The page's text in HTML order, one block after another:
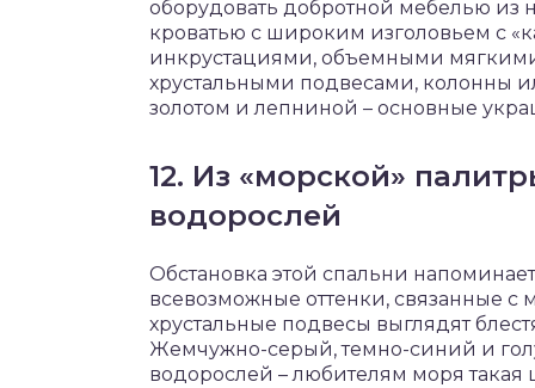
оборудовать добротной мебелью из
кроватью с широким изголовьем с
инкрустациями, объемными
хрустальными подвесами, колонны
золотом и лепниной – основные
12. Из «морской»
водорослей
Обстановка этой спальни
всевозможные оттенки, связанные с
хрустальные подвесы выглядят
Жемчужно-серый, темно-синий и
водорослей – любителям моря такая